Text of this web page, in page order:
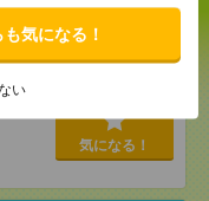
も気になる！
い
円～＊未経験OK
い
気になる！